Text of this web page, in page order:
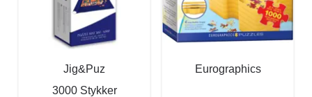
Jig&Puz
3000 Stykker
Eurographics